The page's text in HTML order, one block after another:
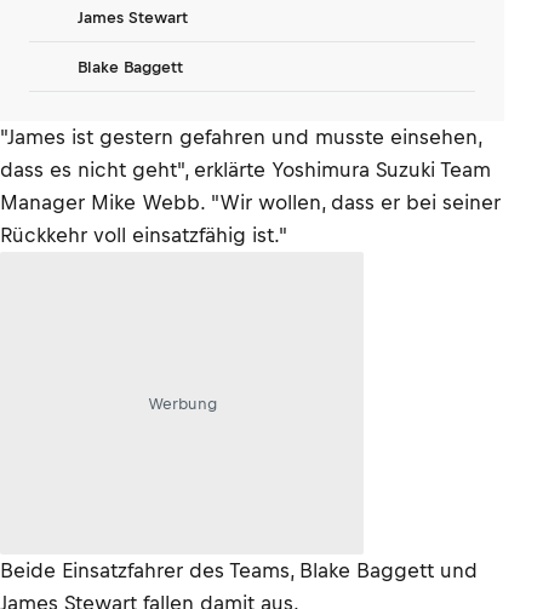
James Stewart
Blake Baggett
"James ist gestern gefahren und musste einsehen,
dass es nicht geht", erklärte Yoshimura Suzuki Team
Manager Mike Webb. "Wir wollen, dass er bei seiner
Rückkehr voll einsatzfähig ist."
Werbung
Beide Einsatzfahrer des Teams, Blake Baggett und
James Stewart fallen damit aus.